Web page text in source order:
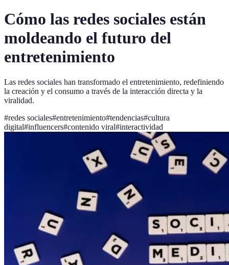
Cómo las redes sociales están
moldeando el futuro del
entretenimiento
Las redes sociales han transformado el entretenimiento, redefiniendo
la creación y el consumo a través de la interacción directa y la
viralidad.
#redes sociales#entretenimiento#tendencias#cultura
digital#influencers#contenido viral#interactividad